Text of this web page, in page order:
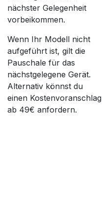
nächster Gelegenheit
vorbeikommen.
Wenn Ihr Modell nicht
aufgeführt ist, gilt die
Pauschale für das
nächstgelegene Gerät.
Alternativ könnst du
einen Kostenvoranschlag
ab 49€ anfordern.